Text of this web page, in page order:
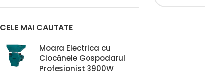
CELE MAI CAUTATE
Moara Electrica cu
Ciocănele Gospodarul
Profesionist 3900W